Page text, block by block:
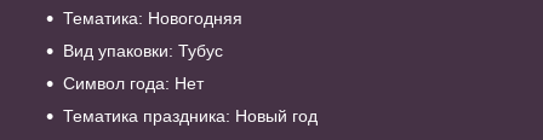
Тематика: Новогодняя
Вид упаковки: Тубус
Символ года: Нет
Тематика праздника: Новый год